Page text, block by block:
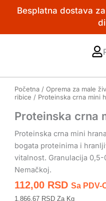
Besplatna dostava
Početna /Oprema za male
ribice / Proteinska crna mini
Proteinska crna
Proteinska crna mini
bogata proteinima i
vitalnost. Granulacija
Nemačkoj.
112,00 RSD Sa PDV-
1.866,67 RSD Za Kg